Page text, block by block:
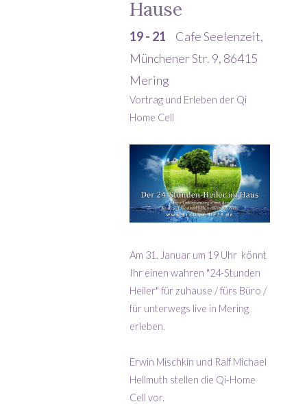
Hause
19 - 21
Cafe Seelenzeit,
Münchener Str. 9, 86415
Mering
Vortrag und Erleben der Qi
Home Cell
Am 31. Januar um 19 Uhr könnt
Ihr einen wahren "24-Stunden
Heiler" für zuhause / fürs Büro /
für unterwegs live in Mering
erleben.
Erwin Mischkin und Ralf Michael
Hellmuth stellen die Qi-Home
Cell vor.